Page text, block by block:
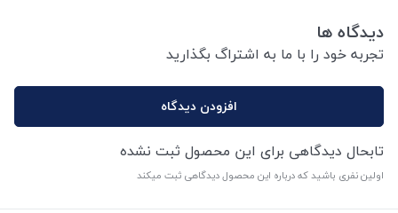
دیدگاه ها
تجربه خود را با ما به اشتراگ بگذارید
افزودن دیدگاه
تابحال دیدگاهی برای این محصول ثبت نشده
اولین نفری باشید که درباره این محصول دیدگاهی ثبت میکند